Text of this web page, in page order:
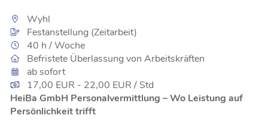
Wyhl
Festanstellung (Zeitarbeit)
40 h / Woche
Befristete Überlassung von Arbeitskräften
ab sofort
17,00 EUR - 22,00 EUR / Std
HeiBa GmbH Personalvermittlung – Wo Leistung auf
Persönlichkeit trifft